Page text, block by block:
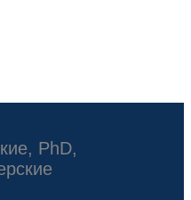
PhD,